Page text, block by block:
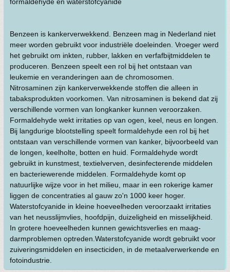
Benzeen is kankerverwekkend. Benzeen mag in Nederland niet
meer worden gebruikt voor industriële doeleinden. Vroeger werd
het gebruikt om inkten, rubber, lakken en verfafbijtmiddelen te
produceren. Benzeen speelt een rol bij het ontstaan van
leukemie en veranderingen aan de chromosomen.
Nitrosaminen zijn kankerverwekkende stoffen die alleen in
tabaksprodukten voorkomen. Van nitrosaminen is bekend dat zij
verschillende vormen van longkanker kunnen veroorzaken.
Formaldehyde wekt irritaties op van ogen, keel, neus en longen.
Bij langdurige blootstelling speelt formaldehyde een rol bij het
ontstaan van verschillende vormen van kanker, bijvoorbeeld van
de longen, keelholte, botten en huid. Formaldehyde wordt
gebruikt in kunstmest, textielverven, desinfecterende middelen
en bacteriewerende middelen. Formaldehyde komt op
natuurlijke wijze voor in het milieu, maar in een rokerige kamer
liggen de concentraties al gauw zo'n 1000 keer hoger.
Waterstofcyanide in kleine hoeveelheden veroorzaakt irritaties
van het neusslijmvlies, hoofdpijn, duizeligheid en misselijkheid.
In grotere hoeveelheden kunnen gewichtsverlies en maag-
darmproblemen optreden.Waterstofcyanide wordt gebruikt voor
zuiveringsmiddelen en insecticiden, in de metaalverwerkende en
fotoindustrie.